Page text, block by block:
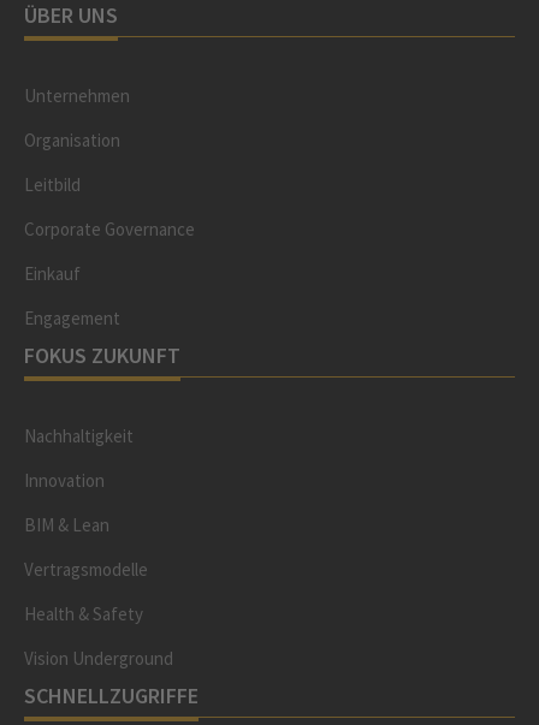
ÜBER UNS
Unternehmen
Organisation
Leitbild
Corporate Governance
Einkauf
Engagement
FOKUS ZUKUNFT
Nachhaltigkeit
Innovation
BIM & Lean
Vertragsmodelle
Health & Safety
Vision Underground
SCHNELLZUGRIFFE